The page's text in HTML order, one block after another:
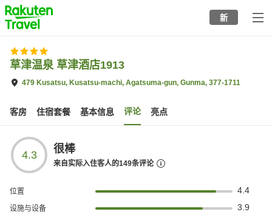
to
top
page
新
草津温泉 草津酒店1913
479 Kusatsu, Kusatsu-machi, Agatsuma-gun, Gunma, 377-1711
客房 住宿套餐 基本信息 评论 亮点
4.3 很棒
来自实际入住客人的149条评论
位置 4.4
设施与设备 3.9